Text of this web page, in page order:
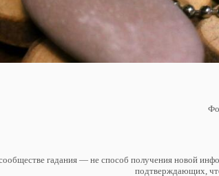
гадания — не способ получения новой
подтверждающих,